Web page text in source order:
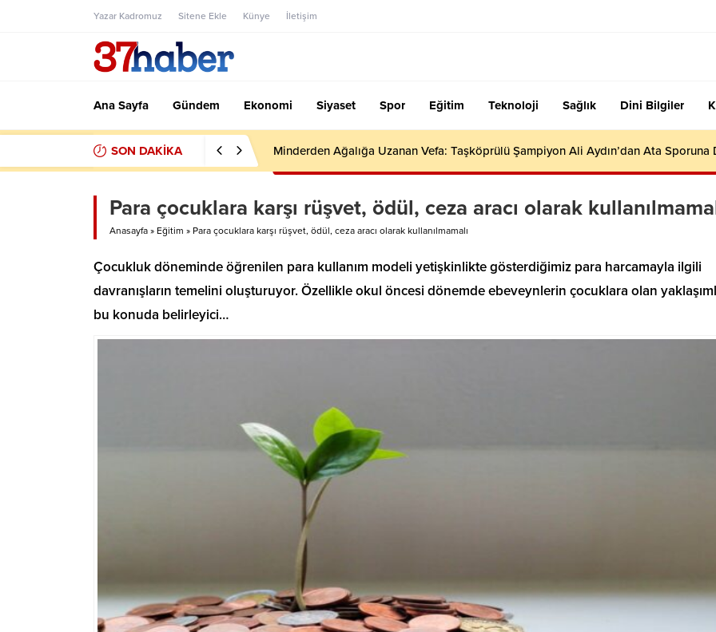
Yazar Kadromuz Sitene Ekle Künye İletişim
Ana Sayfa Gündem Ekonomi Siyaset Spor Eğitim Teknoloji Sağlık Dini Bilgiler
SON DAKİKA Minderden Ağalığa Uzanan Vefa: Taşköprülü Şampiyon Ali Aydın’dan Ata Sporuna
Para çocuklara karşı rüşvet, ödül, ceza aracı olarak
Anasayfa » Eğitim » Para çocuklara karşı rüşvet, ödül, ceza aracı olarak kullanılmamalı
Çocukluk döneminde öğrenilen para kullanım modeli yetişkinlikte gösterdiğimiz para harcamayla ilgili
davranışların temelini oluşturuyor. Özellikle okul öncesi dönemde ebeveynlerin çocuklara olan
bu konuda belirleyici…